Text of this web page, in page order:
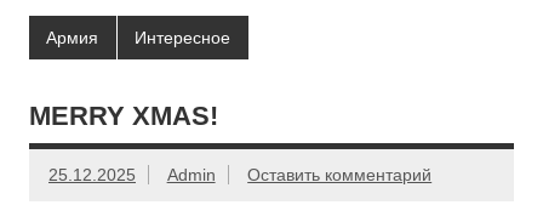
Армия Интересное
MERRY XMAS!
25.12.2025 Admin Оставить комментарий